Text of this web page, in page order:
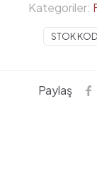
STOK
Kategoriler:
Paylaş